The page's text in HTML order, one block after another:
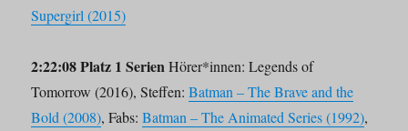
Supergirl (2015)
2:22:08 Platz 1 SerienHörer*innen: Legends of
Tomorrow (2016), Steffen:Batman – The Brave and the
Bold (2008), Fabs:Batman – The Animated Series (1992),